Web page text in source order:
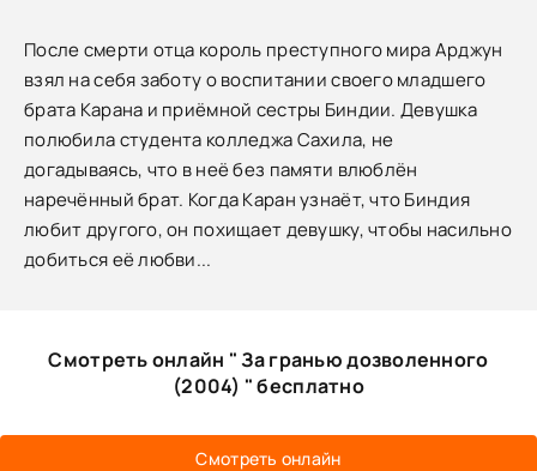
После смерти отца король преступного мира Арджун
взял на себя заботу о воспитании своего младшего
брата Карана и приёмной сестры Биндии. Девушка
полюбила студента колледжа Сахила, не
догадываясь, что в неё без памяти влюблён
наречённый брат. Когда Каран узнаёт, что Биндия
любит другого, он похищает девушку, чтобы насильно
добиться её любви...
Смотреть онлайн " За гранью дозволенного
(2004) " бесплатно
Смотреть онлайн